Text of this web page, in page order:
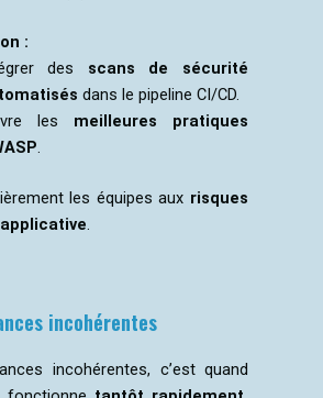
:
des scans de sécurité
dans le pipeline CI/CD.
les meilleures pratiques
.
les équipes aux risques
.
incohérentes
incohérentes, c’est quand